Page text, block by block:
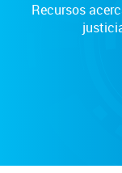
Recursos